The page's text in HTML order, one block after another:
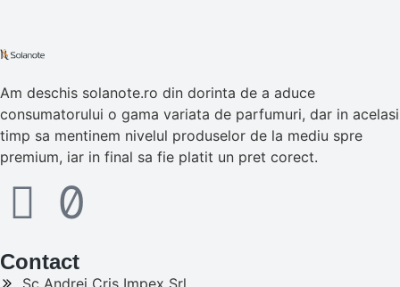
Am deschis solanote.ro din dorinta de a aduce
consumatorului o gama variata de parfumuri, dar in acelasi
timp sa mentinem nivelul produselor de la mediu spre
premium, iar in final sa fie platit un pret corect.
Contact